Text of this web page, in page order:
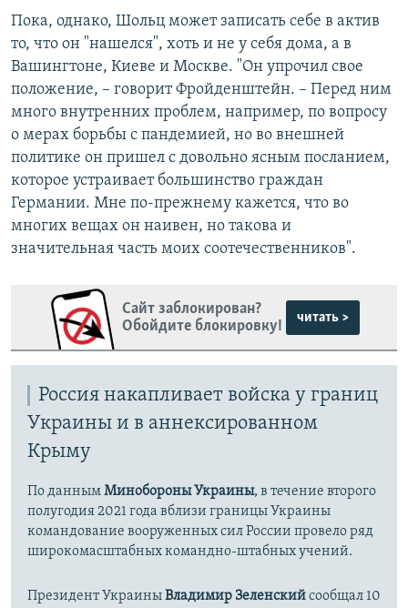
Пока, однако, Шольц может записать себе в актив
то, что он "нашелся", хоть и не у себя дома, а в
Вашингтоне, Киеве и Москве. "Он упрочил свое
положение, – говорит Фройденштейн. – Перед ним
много внутренних проблем, например, по вопросу
о мерах борьбы с пандемией, но во внешней
политике он пришел с довольно ясным посланием,
которое устраивает большинство граждан
Германии. Мне по-прежнему кажется, что во
многих вещах он наивен, но такова и
значительная часть моих соотечественников".
Сайт заблокирован?
Обойдите блокировку!
читать >
Россия накапливает войска у границ
Украины и в аннексированном
Крыму
По даннымМинобороны Украины, в течение второго
полугодия 2021 года вблизи границы Украины
командование вооруженных сил России провело ряд
широкомасштабных командно-штабных учений.
Президент УкраиныВладимир Зеленскийсообщал 10